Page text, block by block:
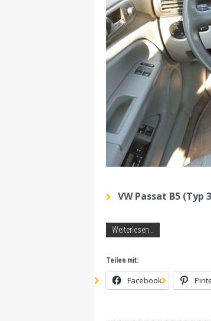
VW Passat B5 (Typ
Weiterlesen…
Teilen mit:
Facebook